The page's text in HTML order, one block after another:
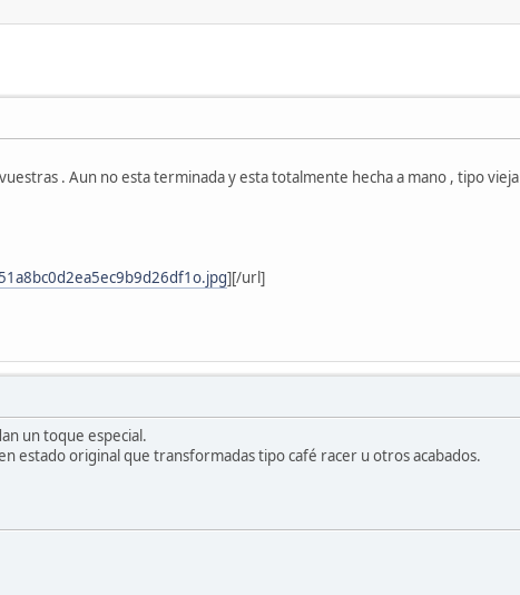
. Aun no esta terminada y esta totalmente hecha a mano , tipo
][/url]
un toque especial.
estado original que transformadas tipo café racer u otros acabados.